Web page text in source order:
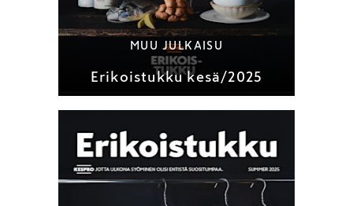
MUU JULKAISU
Erikoistukku kesä/2025